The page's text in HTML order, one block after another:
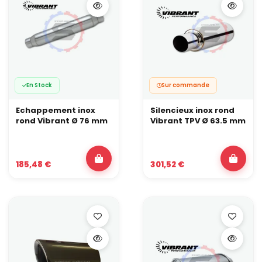
En Stock
Echappement inox
rond Vibrant Ø 76 mm
185,48 €
Sur commande
Silencieux inox rond
Vibrant TPV Ø 63.5 mm
301,52 €